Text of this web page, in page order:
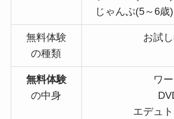
じゃんぷ(5～6歳
無料体験
の種類
お試
無料体験
の中身
ワ
エデュ